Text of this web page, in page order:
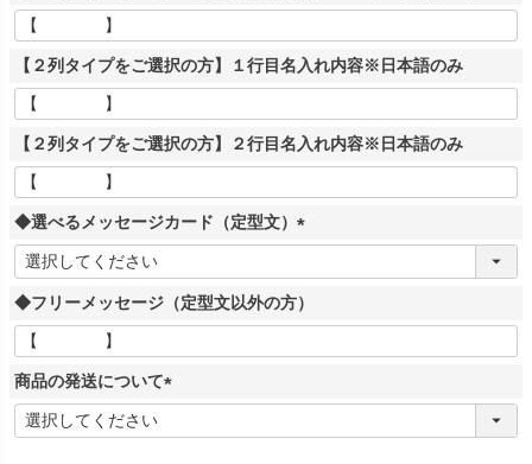
)
【２列タイプをご選択の方】１行目名入れ内容※日本語のみ
【２列タイプをご選択の方】２行目名入れ内容※日本語のみ
◆選べるメッセージカード（定型文）
必
須
)
◆フリーメッセージ（定型文以外の方）
商品の発送について
必